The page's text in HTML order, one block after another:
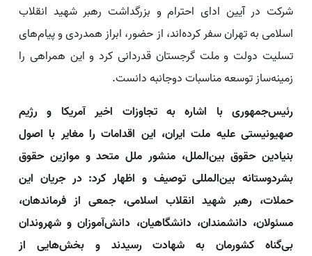
شرکت در آیین ادای احترام و بزرگداشت رهبر شهید انقلاب
اسلامی به تهران سفر کرده‌اند، از حضور، ابراز همدردی و پیام‌های
تسلیت دولت و ملت گرجستان قدردانی کرد و این همراهی را
زمینه‌ساز توسعه مناسبات دوجانبه دانست.
رئیس‌جمهوری با اشاره به تجاوزات اخیر آمریکا و رژیم
صهیونیستی علیه ملت ایران، این اقدامات را مغایر با اصول
بنیادین حقوق بین‌الملل، منشور ملل متحد و موازین حقوق
بشردوستانه بین‌المللی توصیف و اظهار کرد: در جریان این
حملات، رهبر شهید انقلاب اسلامی، جمعی از فرماندهان،
مسئولان، دانشمندان، دانشگاهیان، دانش‌آموزان و شهروندان
بی‌گناه کشورمان به شهادت رسیدند و بخش‌هایی از